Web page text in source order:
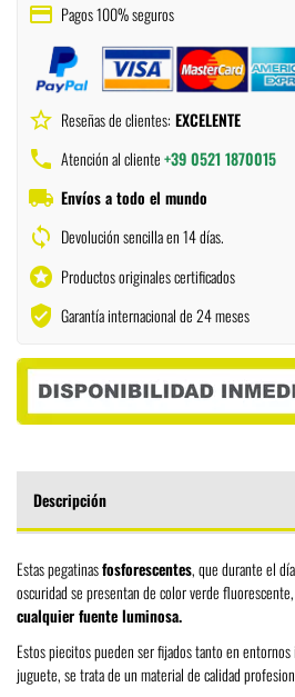
payment Pagos 100% seguros
star_border Reseñas de clientes: EXCELENTE
phone Atención al cliente+39 0521 1870015
local_shipping Envíos a todo el mundo
sync Devolución sencilla en 14 días.
stars Productos originales certificados
verified_user Garantía internacional de 24 meses
Descripción
Estas pegatinasfosforescentes, que durante el
oscuridad se presentan de color verde fluorescente,
cualquier fuente luminosa.
Estos piecitos pueden ser fijados tanto en
juguete, se trata de un material de calidad